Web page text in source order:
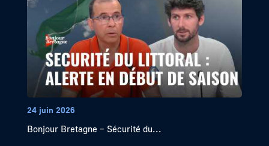
24 juin 2026
Bonjour Bretagne – Sécurité du...